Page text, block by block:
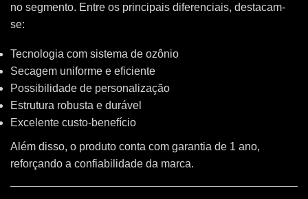
no segmento. Entre os principais diferenciais, destacam-
se:
Tecnologia com sistema de ozônio
Secagem uniforme e eficiente
Possibilidade de personalização
Estrutura robusta e durável
Excelente custo-benefício
Além disso, o produto conta com garantia de 1 ano,
reforçando a confiabilidade da marca.